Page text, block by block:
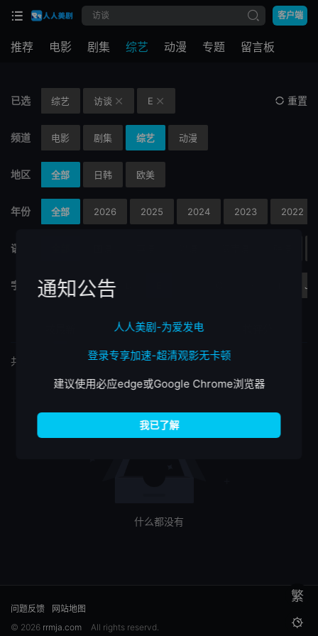
客户端
推荐 电影 剧集 综艺 动漫 专题 留言板
已选 综艺 访谈  E  重置
频道 电影 剧集 综艺 动漫
地区 全部 日韩 欧美
年份 全部 2026 2025 2024 2023 2022
语言
字母 A B C J
按最热
共
什么都没有
繁

问题反馈
网站地图
© 2026 rrmja.com All rights reservd.
通知公告
人人美剧-为爱发电
登录专享加速-超清观影无卡顿
建议使用必应edge或Google Chrome浏览器